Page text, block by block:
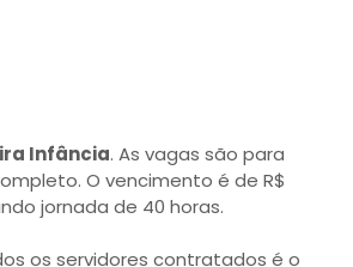
Infância. As vagas são para
O vencimento é de R$
jornada de 40 horas.
os servidores contratados é o